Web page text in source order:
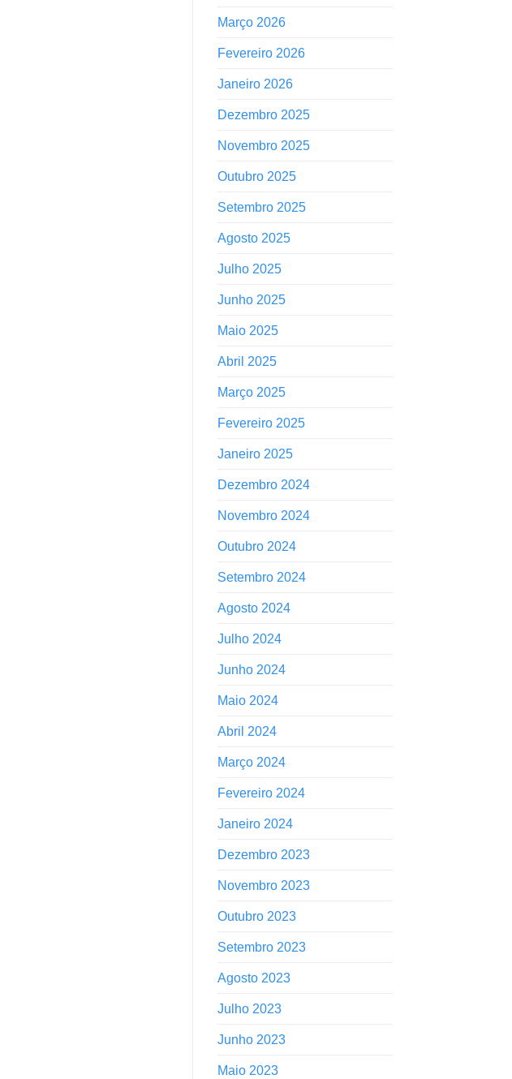
Março 2026
Fevereiro 2026
Janeiro 2026
Dezembro 2025
Novembro 2025
Outubro 2025
Setembro 2025
Agosto 2025
Julho 2025
Junho 2025
Maio 2025
Abril 2025
Março 2025
Fevereiro 2025
Janeiro 2025
Dezembro 2024
Novembro 2024
Outubro 2024
Setembro 2024
Agosto 2024
Julho 2024
Junho 2024
Maio 2024
Abril 2024
Março 2024
Fevereiro 2024
Janeiro 2024
Dezembro 2023
Novembro 2023
Outubro 2023
Setembro 2023
Agosto 2023
Julho 2023
Junho 2023
Maio 2023